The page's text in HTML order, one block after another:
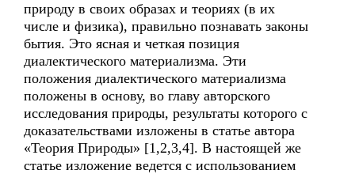
природу в своих образах и теориях (в их
числе и физика), правильно познавать законы
бытия. Это ясная и четкая позиция
диалектического материализма. Эти
положения диалектического материализма
положены в основу, во главу авторского
исследования природы, результаты которого с
доказательствами изложены в статье автора
«Теория Природы» [1,2,3,4]. В настоящей же
статье изложение ведется с использованием